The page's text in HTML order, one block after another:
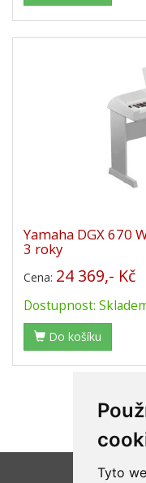
Tyto
Yamaha DGX 670
3 roky
Cena: 24 369,- Kč
Dostupnost:
Do košíku